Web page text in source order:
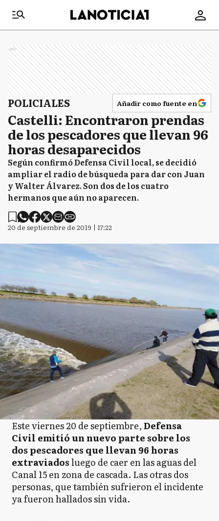
Ads
POLICIALES Añadir como fuente en
Castelli: Encontraron prendas
de los pescadores que llevan 96
horas desaparecidos
Según confirmó Defensa Civil local, se decidió
ampliar el radio de búsqueda para dar con Juan
y Walter Álvarez. Son dos de los cuatro
hermanos que aún no aparecen.
20 de septiembre de 2019 | 17:22
Este viernes 20 de septiembre,Defensa
Civil emitió un nuevo parte sobre los
dos pescadores que llevan 96 horas
extraviadosluego de caer en las aguas del
Canal 15 en zona de cascada. Las otras dos
personas, que también sufrieron el incidente
ya fueron hallados sin vida.